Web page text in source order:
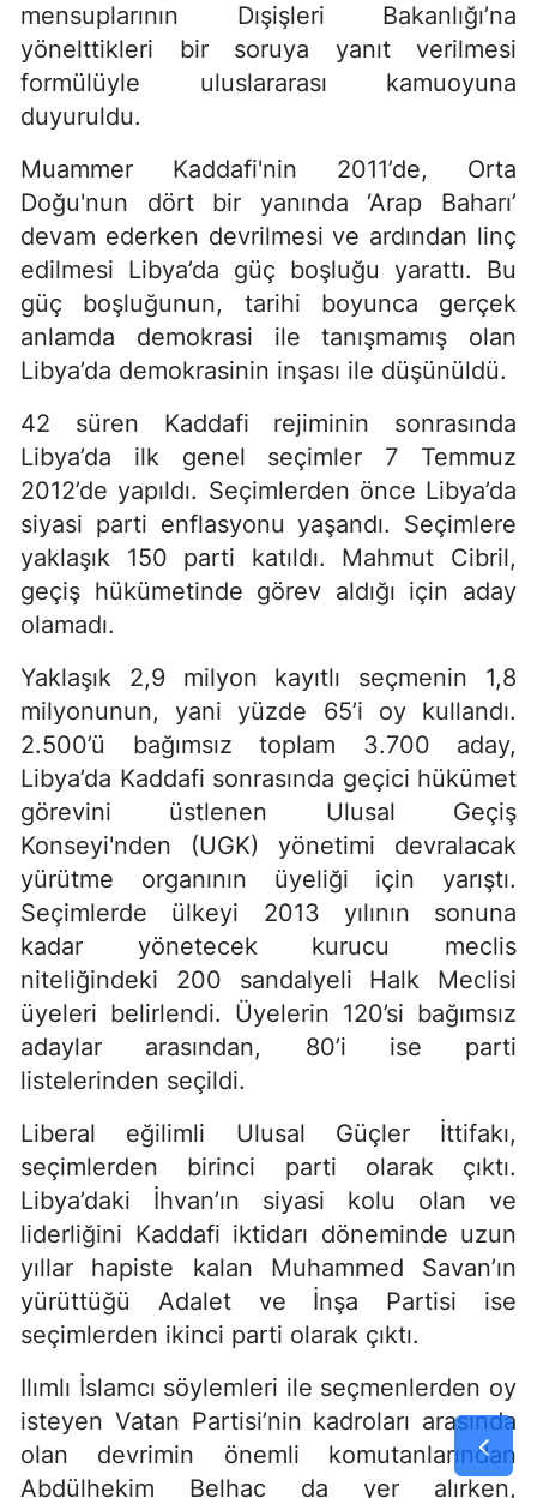
mensuplarının Dışişleri Bakanlığı’na
yönelttikleri bir soruya yanıt verilmesi
formülüyle uluslararası kamuoyuna
duyuruldu.
Muammer Kaddafi'nin 2011’de, Orta
Doğu'nun dört bir yanında ‘Arap Baharı’
devam ederken devrilmesi ve ardından linç
edilmesi Libya’da güç boşluğu yarattı. Bu
güç boşluğunun, tarihi boyunca gerçek
anlamda demokrasi ile tanışmamış olan
Libya’da demokrasinin inşası ile düşünüldü.
42 süren Kaddafi rejiminin sonrasında
Libya’da ilk genel seçimler 7 Temmuz
2012’de yapıldı. Seçimlerden önce Libya’da
siyasi parti enflasyonu yaşandı. Seçimlere
yaklaşık 150 parti katıldı. Mahmut Cibril,
geçiş hükümetinde görev aldığı için aday
olamadı.
Yaklaşık 2,9 milyon kayıtlı seçmenin 1,8
milyonunun, yani yüzde 65’i oy kullandı.
2.500’ü bağımsız toplam 3.700 aday,
Libya’da Kaddafi sonrasında geçici hükümet
görevini üstlenen Ulusal Geçiş
Konseyi'nden (UGK) yönetimi devralacak
yürütme organının üyeliği için yarıştı.
Seçimlerde ülkeyi 2013 yılının sonuna
kadar yönetecek kurucu meclis
niteliğindeki 200 sandalyeli Halk Meclisi
üyeleri belirlendi. Üyelerin 120’si bağımsız
adaylar arasından, 80’i ise parti
listelerinden seçildi.
Liberal eğilimli Ulusal Güçler İttifakı,
seçimlerden birinci parti olarak çıktı.
Libya’daki İhvan’ın siyasi kolu olan ve
liderliğini Kaddafi iktidarı döneminde uzun
yıllar hapiste kalan Muhammed Savan’ın
yürüttüğü Adalet ve İnşa Partisi ise
seçimlerden ikinci parti olarak çıktı.
Ilımlı İslamcı söylemleri ile seçmenlerden oy
isteyen Vatan Partisi’nin kadroları arasında
olan devrimin önemli komutanlarından
Abdülhekim Belhac da yer alırken,